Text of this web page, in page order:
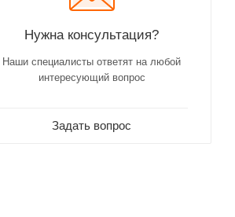
Нужна консультация?
Наши специалисты ответят на любой
интересующий вопрос
Задать вопрос